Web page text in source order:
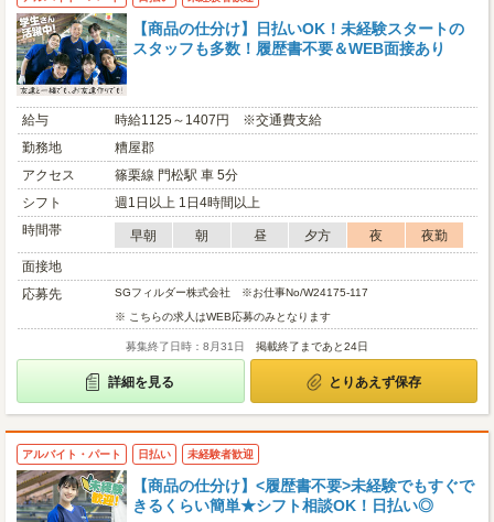
【商品の仕分け】日払いOK！未経験スタートの
スタッフも多数！履歴書不要＆WEB面接あり
給与
時給1125～1407円 ※交通費支給
勤務地
糟屋郡
アクセス
篠栗線 門松駅 車 5分
シフト
週1日以上 1日4時間以上
時間帯
早朝 朝 昼 夕方 夜
夜勤
面接地
応募先
SGフィルダー株式会社 ※お仕事No/W24175-117
※ こちらの求人はWEB応募のみとなります
募集終了日時：8月31日 掲載終了まであと24日
詳細を見る とりあえず保存
アルバイト・パート 日払い 未経験者歓迎
【商品の仕分け】<履歴書不要>未経験でもすぐで
きるくらい簡単★シフト相談OK！日払い◎